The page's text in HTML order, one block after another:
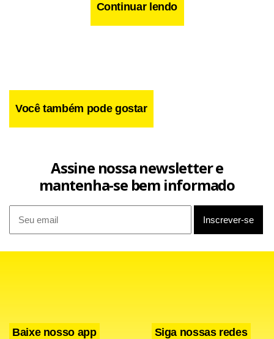
“A conceituação de família vem sofrendo alargamento ao
Continuar lendo
Você também pode gostar
Assine nossa newsletter e
mantenha-se bem informado
Baixe nosso app Siga nossas redes